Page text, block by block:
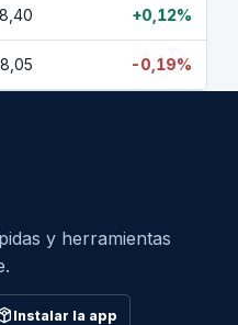
+0,12%
-0,19%
y herramientas
Instalar la app